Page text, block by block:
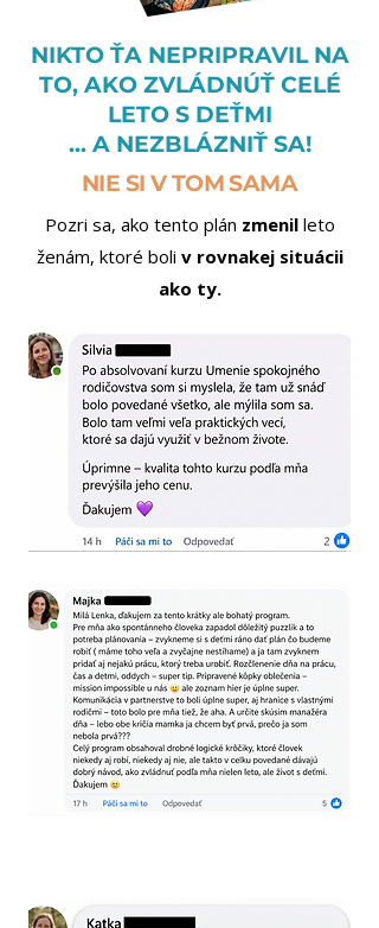
NIKTO ŤA NEPRIPRAVIL NA
TO, AKO ZVLÁDNÚŤ CELÉ
LETO S DEŤMI
... A NEZBLÁZNIŤ SA!
NIE SI V TOM SAMA
Pozri sa, ako tento plán zmenilleto
ženám, ktoré boli v rovnakej situácii
ako ty.